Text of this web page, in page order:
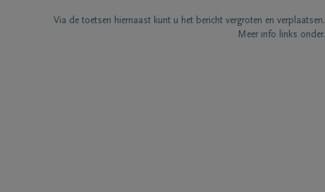
Via de toetsen hiernaast kunt u het bericht vergroten en verplaatsen.
Meer info links onder.